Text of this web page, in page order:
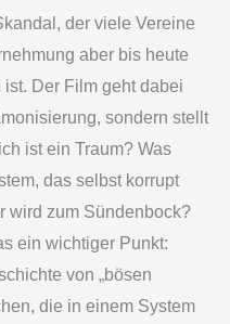
der viele Vereine
aber bis heute
Der Film geht dabei
sondern stellt
ist ein Traum? Was
das selbst korrupt
wird zum Sündenbock?
ein wichtiger Punkt:
von „bösen
die in einem System